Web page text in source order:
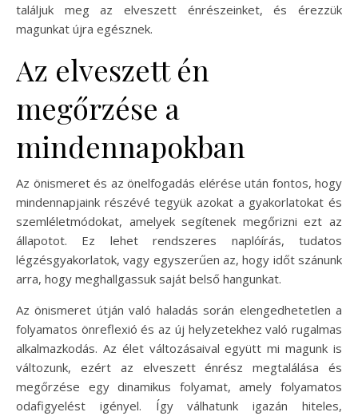
találjuk meg az elveszett énrészeinket, és érezzük
magunkat újra egésznek.
Az elveszett én
megőrzése a
mindennapokban
Az önismeret és az önelfogadás elérése után fontos, hogy
mindennapjaink részévé tegyük azokat a gyakorlatokat és
szemléletmódokat, amelyek segítenek megőrizni ezt az
állapotot. Ez lehet rendszeres naplóírás, tudatos
légzésgyakorlatok, vagy egyszerűen az, hogy időt szánunk
arra, hogy meghallgassuk saját belső hangunkat.
Az önismeret útján való haladás során elengedhetetlen a
folyamatos önreflexió és az új helyzetekhez való rugalmas
alkalmazkodás. Az élet változásaival együtt mi magunk is
változunk, ezért az elveszett énrész megtalálása és
megőrzése egy dinamikus folyamat, amely folyamatos
odafigyelést igényel. Így válhatunk igazán hiteles,